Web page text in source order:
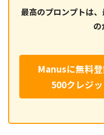
最高のプロンプトは
の
Manusに無料
500クレジ